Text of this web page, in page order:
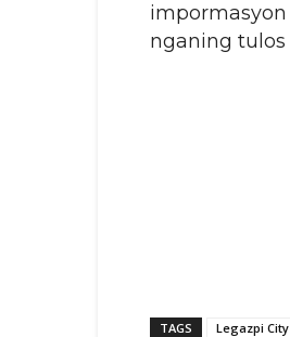
nganing
TAGS Legazpi City